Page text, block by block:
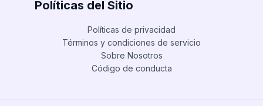
Políticas del Sitio
Políticas de privacidad
Términos y condiciones de servicio
Sobre Nosotros
Código de conducta